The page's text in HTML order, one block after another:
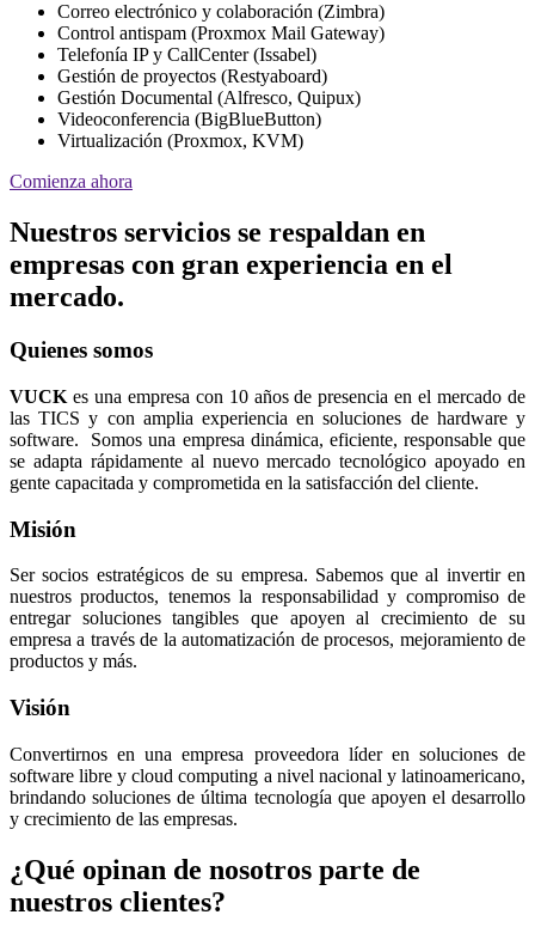
Correo electrónico y colaboración (Zimbra)
Control antispam (Proxmox Mail Gateway)
Telefonía IP y CallCenter (Issabel)
Gestión de proyectos (Restyaboard)
Gestión Documental (Alfresco, Quipux)
Videoconferencia (BigBlueButton)
Virtualización (Proxmox, KVM)
Comienza ahora
Nuestros servicios se respaldan en
empresas con gran experiencia en el
mercado.
Quienes somos
VUCK es una empresa con 10 años de presencia en el mercado de
las TICS y con amplia experiencia en soluciones de hardware y
software. Somos una empresa dinámica, eficiente, responsable que
se adapta rápidamente al nuevo mercado tecnológico apoyado en
gente capacitada y comprometida en la satisfacción del cliente.
Misión
Ser socios estratégicos de su empresa. Sabemos que al invertir en
nuestros productos, tenemos la responsabilidad y compromiso de
entregar soluciones tangibles que apoyen al crecimiento de su
empresa a través de la automatización de procesos, mejoramiento de
productos y más.
Visión
Convertirnos en una empresa proveedora líder en soluciones de
software libre y cloud computing a nivel nacional y latinoamericano,
brindando soluciones de última tecnología que apoyen el desarrollo
y crecimiento de las empresas.
¿Qué opinan de nosotros parte de
nuestros clientes?